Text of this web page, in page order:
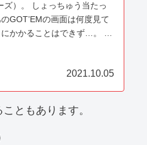
ズ）。 しょっちゅう当たっ
GOT’EMの画面は何度見て
かかることはできず…。 勝
2021.10.05
ともあります。